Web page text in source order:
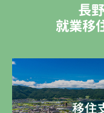
長
就業移